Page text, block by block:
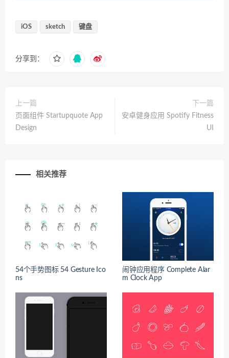
iOS sketch 键盘
分享到：
上一篇
页面组件 Startupquote App
Design
下一篇
安卓健身应用 Spotify Fitness
UI
相关推荐
54个手势图标 54 Gesture Ico
ns
闹钟应用程序 Complete Alar
m Clock App